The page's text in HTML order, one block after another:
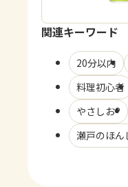
関連キーワード
20分以内
料理初心者
やさしお®
瀬戸のほん